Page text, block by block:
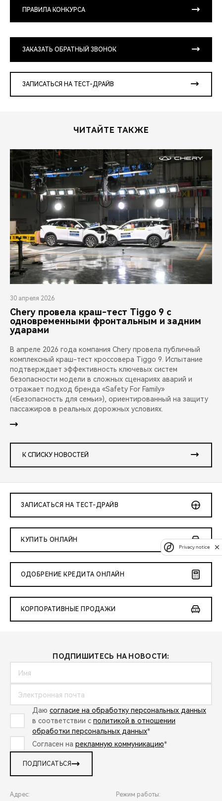
ПРАВИЛА КОНКУРСА
ЗАКАЗАТЬ ОБРАТНЫЙ ЗВОНОК
ЗАПИСАТЬСЯ НА ТЕСТ-ДРАЙВ
ЧИТАЙТЕ ТАКЖЕ
30 апреля 2026
Chery провела краш-тест Tiggo 9 с
одновременными фронтальным и задним
ударами
В апреле 2026 года компания Chery провела публичный
комплексный краш-тест кроссовера Tiggo 9. Испытание
подтверждает эффективность ключевых систем
безопасности модели в сложных сценариях аварий и
отражает подход бренда «Safety For Family»
(«Безопасность для семьи»), ориентированный на защиту
пассажиров в реальных дорожных условиях.
К СПИСКУ НОВОСТЕЙ
ЗАПИСАТЬСЯ НА ТЕСТ-ДРАЙВ
КУПИТЬ ОНЛАЙН
ОДОБРЕНИЕ КРЕДИТА ОНЛАЙН
КОРПОРАТИВНЫЕ ПРОДАЖИ
ПОДПИШИТЕСЬ НА НОВОСТИ:
Даю согласие на обработку персональных данных
в соответствии с политикой в отношении
обработки персональных данных*
Согласен на рекламную коммуникацию*
ПОДПИСАТЬСЯ
Адрес: Режим работы:
Privacy notice